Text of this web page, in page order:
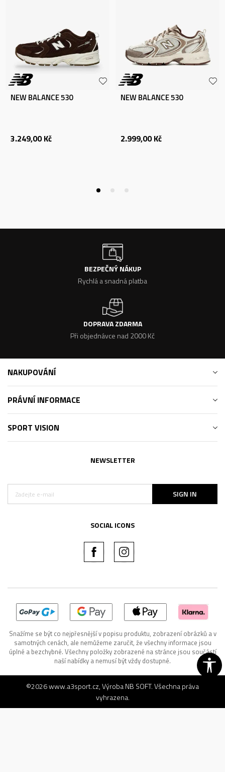
NEW BALANCE 530
3.249,00 Kč
NEW BALANCE 530
2.999,00 Kč
BEZPEČNÝ NÁKUP
Rychlá a snadná platba
DOPRAVA ZDARMA
Při objednávce nad 2000 Kč
NAKUPOVÁNÍ
PRÁVNÍ INFORMACE
SPORT VISION
NEWSLETTER
SIGN IN
SOCIAL ICONS
Snažíme se být co nejpřesnější v popisu produktu, zobrazení obrázků a v
samotných cenách, ale nemůžeme zaručit, že všechny informace jsou
úplné a bezchybné. Všechny položky zobrazené na stránce jsou součástí
naší nabídky a nemusí být vždy dostupné.
©2026www.a3sport.cz, VýrobaNB SOFT. Všechna práva
vyhrazena.